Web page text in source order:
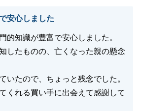
安心しました
的知識が豊富で安心しました。
したものの、亡くなった親の懸念
いたので、ちょっと残念でした。
くれる買い手に出会えて感謝して